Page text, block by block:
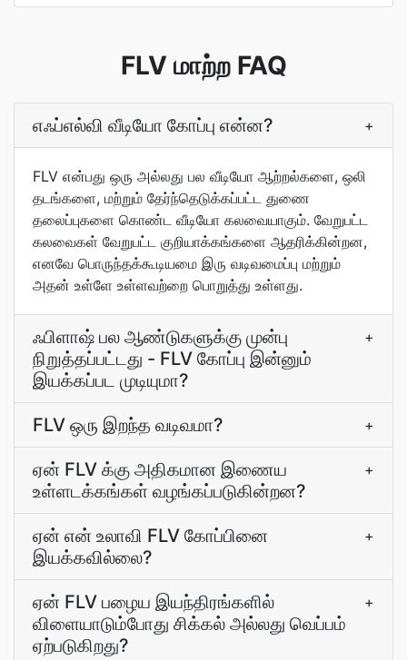
FLV மாற்ற FAQ
எஃப்எல்வி வீடியோ கோப்பு என்ன? +
FLV என்பது ஒரு அல்லது பல வீடியோ ஆற்றல்களை, ஒலி
தடங்களை, மற்றும் தேர்ந்தெடுக்கப்பட்ட துணை
தலைப்புகளை கொண்ட வீடியோ கலவையாகும். வேறுபட்ட
கலவைகள் வேறுபட்ட குறியாக்கங்களை ஆதரிக்கின்றன,
எனவே பொருந்தக்கூடியமை இரு வடிவமைப்பு மற்றும்
அதன் உள்ளே உள்ளவற்றை பொறுத்து உள்ளது.
ஃபிளாஷ் பல ஆண்டுகளுக்கு முன்பு
நிறுத்தப்பட்டது - FLV கோப்பு இன்னும்
இயக்கப்பட முடியுமா?
+
FLV ஒரு இறந்த வடிவமா? +
ஏன் FLV க்கு அதிகமான இணைய
உள்ளடக்கங்கள் வழங்கப்படுகின்றன?
+
ஏன் என் உலாவி FLV கோப்பினை
இயக்கவில்லை?
+
ஏன் FLV பழைய இயந்திரங்களில்
விளையாடும்போது சிக்கல் அல்லது வெப்பம்
ஏற்படுகிறது?
+